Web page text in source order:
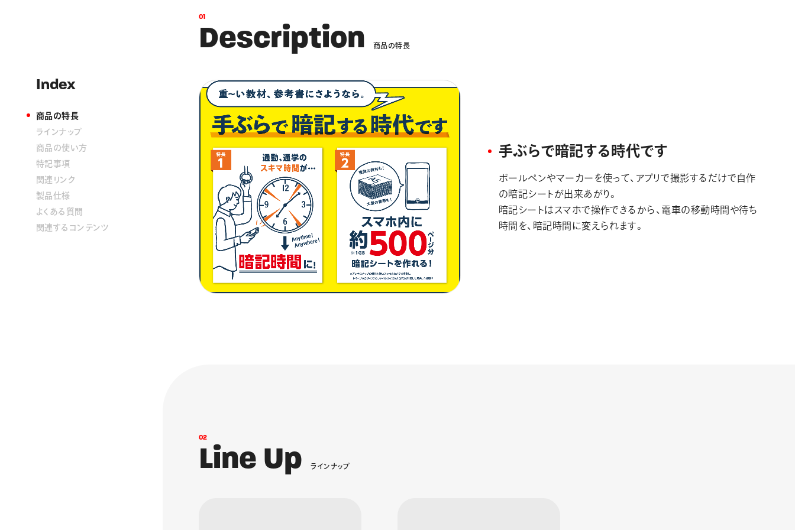
Index
商品の特長
ラインナップ
商品の使い方
特記事項
関連リンク
製品仕様
よくある質問
関連するコンテンツ
01
Description 商品の特長
手ぶらで暗記する時代です
ボールペンやマーカーを使って、アプリで撮影するだけで自作
の暗記シートが出来あがり。
暗記シートはスマホで操作できるから、電車の移動時間や待ち
時間を、暗記時間に変えられます。
02
Line Up ライン ナップ